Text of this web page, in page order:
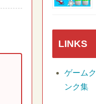
LINKS
ゲーム
ンク集